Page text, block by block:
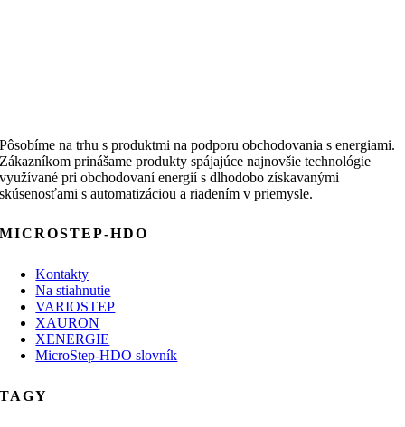
Pôsobíme na trhu s produktmi na podporu obchodovania s energiami.
Zákazníkom prinášame produkty spájajúce najnovšie technológie
využívané pri obchodovaní energií s dlhodobo získavanými
skúsenosťami s automatizáciou a riadením v priemysle.
MICROSTEP-HDO
Kontakty
Na stiahnutie
VARIOSTEP
XAURON
XENERGIE
MicroStep-HDO slovník
TAGY